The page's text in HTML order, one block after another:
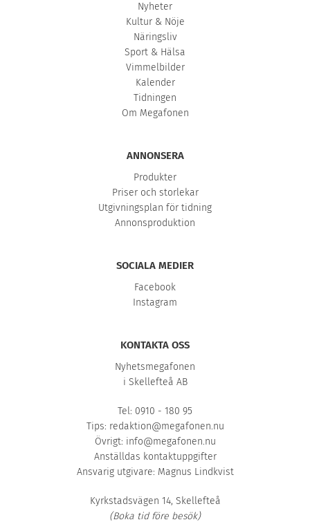
Nyheter
Kultur & Nöje
Näringsliv
Sport & Hälsa
Vimmelbilder
Kalender
Tidningen
Om Megafonen
ANNONSERA
Produkter
Priser och storlekar
Utgivningsplan för tidning
Annonsproduktion
SOCIALA MEDIER
Facebook
Instagram
KONTAKTA OSS
Nyhetsmegafonen
i Skellefteå AB
Tel: 0910 - 180 95
Tips: redaktion@megafonen.nu
Övrigt: info@megafonen.nu
Anställdas kontaktuppgifter
Ansvarig utgivare: Magnus Lindkvist
Kyrkstadsvägen 14, Skellefteå
(Boka tid före besök)